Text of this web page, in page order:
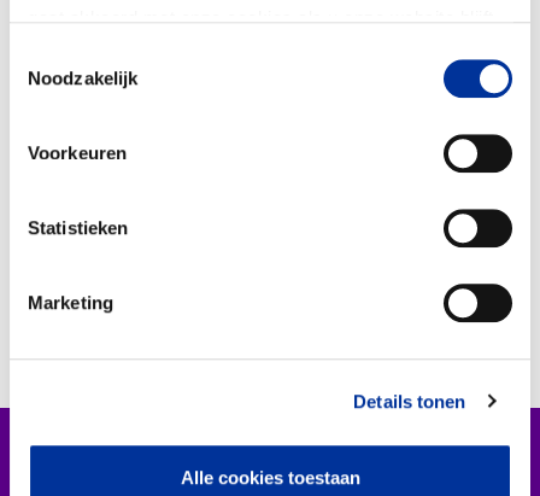
Noodzakelijk
Voorkeuren
Statistieken
Marketing
Details tonen
Alle cookies toestaan
Beluister de uitzending op de website van
toekomst van goededoelentoezicht in
Het belang van het CBF in de
Vergelijkbare artikelen